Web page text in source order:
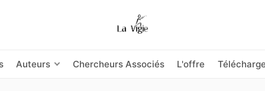
Auteurs Chercheurs Associés L'offre